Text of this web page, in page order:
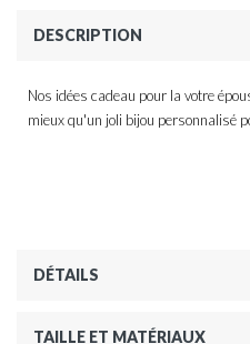
DESCRIPTION
Nos idées cadeau pour la votre
mieux qu'un joli bijou personnalisé
DÉTAILS
TAILLE ET MATÉRIAUX